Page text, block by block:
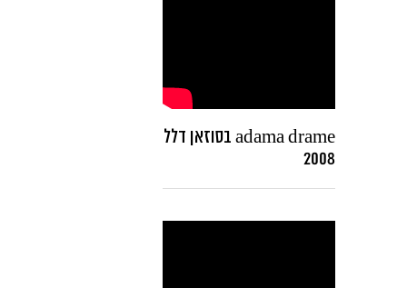
adama drame בסוזאן דלל
2008